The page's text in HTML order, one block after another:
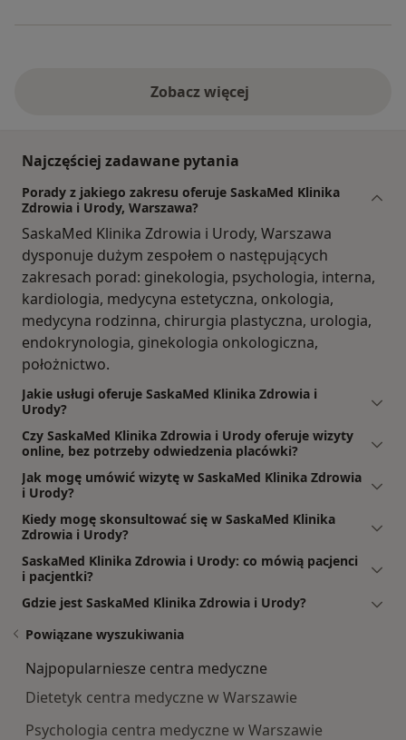
Zobacz więcej
Najczęściej zadawane pytania
Porady z jakiego zakresu oferuje SaskaMed Klinika
Zdrowia i Urody, Warszawa?
SaskaMed Klinika Zdrowia i Urody, Warszawa
dysponuje dużym zespołem o następujących
zakresach porad: ginekologia, psychologia, interna,
kardiologia, medycyna estetyczna, onkologia,
medycyna rodzinna, chirurgia plastyczna, urologia,
endokrynologia, ginekologia onkologiczna,
położnictwo.
Jakie usługi oferuje SaskaMed Klinika Zdrowia i
Urody?
Czy SaskaMed Klinika Zdrowia i Urody oferuje wizyty
online, bez potrzeby odwiedzenia placówki?
Jak mogę umówić wizytę w SaskaMed Klinika Zdrowia
i Urody?
Kiedy mogę skonsultować się w SaskaMed Klinika
Zdrowia i Urody?
SaskaMed Klinika Zdrowia i Urody: co mówią pacjenci
i pacjentki?
Gdzie jest SaskaMed Klinika Zdrowia i Urody?
Powiązane wyszukiwania
Najpopularniesze centra medyczne
Dietetyk centra medyczne w Warszawie
Psychologia centra medyczne w Warszawie